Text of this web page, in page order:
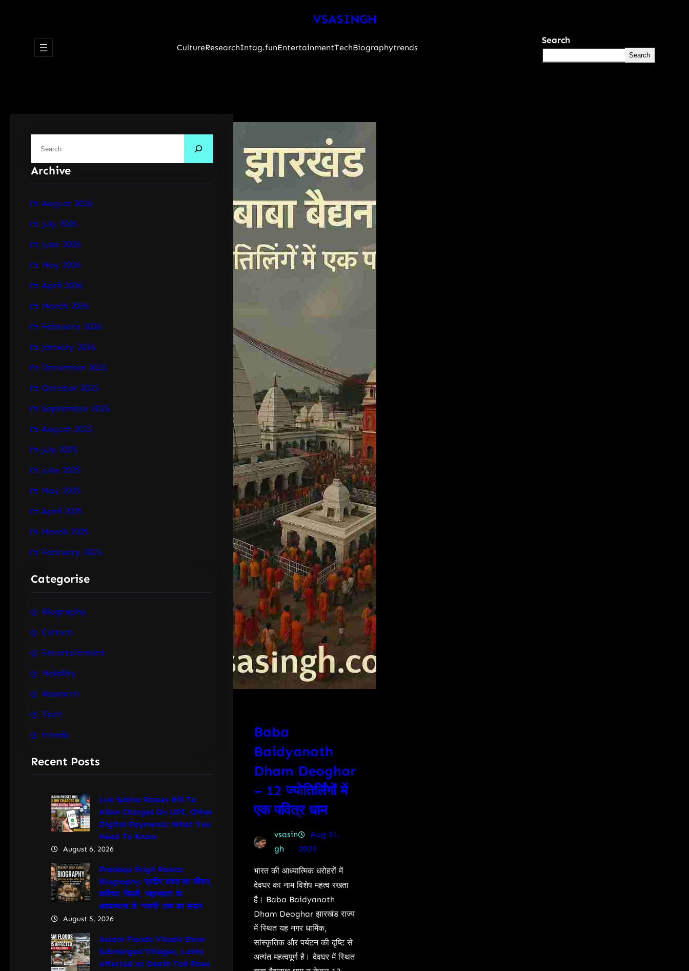
VSASINGH
CultureResearchIntag.funEntertainmentTechBiographytrends
Search
Search
a
r
c
Archive
August 2026
July 2026
June 2026
May 2026
April 2026
March 2026
February 2026
January 2026
December 2025
October 2025
September 2025
August 2025
July 2025
June 2025
May 2025
April 2025
March 2025
February 2025
Categorise
Biography
Culture
Entertainment
Mobility
Research
Tech
trends
Recent Posts
Lok Sabha Passes Bill To
Allow Charges On UPI, Other
Digital Payments: What You
Need To Know
August 6, 2026
Pradeep Singh Rawat
Biography: प्रदीप रावत का जीवन,
करियर, फिल्में, ‘महाभारत’ के
अश्वत्थामा से ‘गजनी’ तक का सफर
August 5, 2026
Assam Floods Visuals Show
Submerged Villages, Lakhs
Affected as Death Toll Rises
Baba
Baidyanath
Dham Deoghar
– 12 ज्योतिर्लिंगों में
एक पवित्र धाम
vsasin
gh
Aug 31,
2025
भारत की आध्यात्मिक धरोहरों में
देवघर का नाम विशेष महत्व रखता
है। Baba Baidyanath
Dham Deoghar झारखंड राज्य
में स्थित यह नगर धार्मिक,
सांस्कृतिक और पर्यटन की दृष्टि से
अत्यंत महत्वपूर्ण है। देवघर में स्थित